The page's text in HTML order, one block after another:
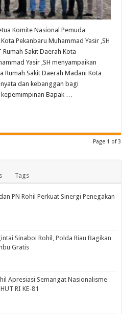
Baik
Untuk
Masyarakat.
Komite Nasional Pemuda
Pekanbaru Muhammad Yasir ,SH
Sakit Daerah Kota
Yasir ,SH menyampaikan
Rumah Sakit Daerah Madani Kota
dan kebanggan bagi
Bapak …
Page 1 of 3
Tags
PN Rohil Perkuat Sinergi Penegakan
Sinaboi Rohil, Polda Riau Bagikan
Gratis
Apresiasi Semangat Nasionalisme
RI KE-81